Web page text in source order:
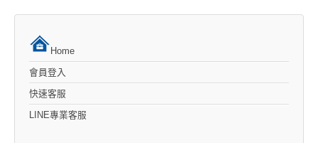
Home
會員登入
快速客服
LINE專業客服